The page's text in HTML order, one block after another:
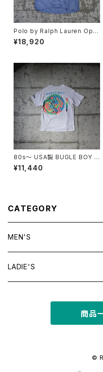
Polo by Ralph Lauren Ope
n Collar Shirt "CALDWELL"
¥18,920
80s〜 USA製 BUGLE BOY S
WIM Puff Print Tee
¥11,440
CATEGORY
MEN'S
tops
LADIE'S
商品
©